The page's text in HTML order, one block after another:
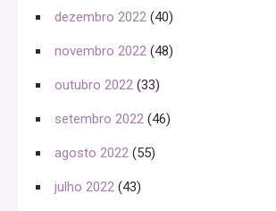
dezembro 2022 (40)
novembro 2022 (48)
outubro 2022 (33)
setembro 2022 (46)
agosto 2022 (55)
julho 2022 (43)